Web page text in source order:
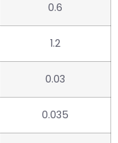
0.6
1.2
0.03
0.035